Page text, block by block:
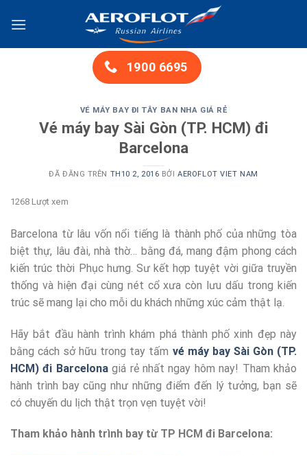
đến
1900 6695
VÉ MÁY BAY ĐI TÂY BAN NHA GIÁ RẺ
Vé máy bay Sài Gòn (TP. HCM) đi
Barcelona
ĐÃ ĐĂNG TRÊN TH10 2, 2016 BỞIAEROFLOT VIET NAM
1268 Lượt xem
Barcelona từ lâu vốn nổi tiếng là thành phố của những tòa
biệt thự, lâu đài, nhà thờ… bằng đá, mang đậm phong cách
kiến trúc thời Phục hưng. Sư kết hợp tuyệt vời giữa truyền
thống và hiện đại cùng nét cổ xưa còn lưu dấu trong kiến
trúc sẽ mang lại cho mỗi du khách những xúc cảm thật lạ.
Hãy bắt đầu hành trình khám phá thành phố xinh đẹp này
bằng cách sở hữu trong tay tấm vé máy bay Sài Gòn (TP.
HCM) đi Barcelonagiá rẻ nhất ngay hôm nay! Tham khảo
hành trình bay cũng như những điểm đến lý tưởng, bạn sẽ
có chuyến du lịch thật trọn vẹn tuyệt vời!
Tham khảo hành trình bay từ TP HCM đi Barcelona: